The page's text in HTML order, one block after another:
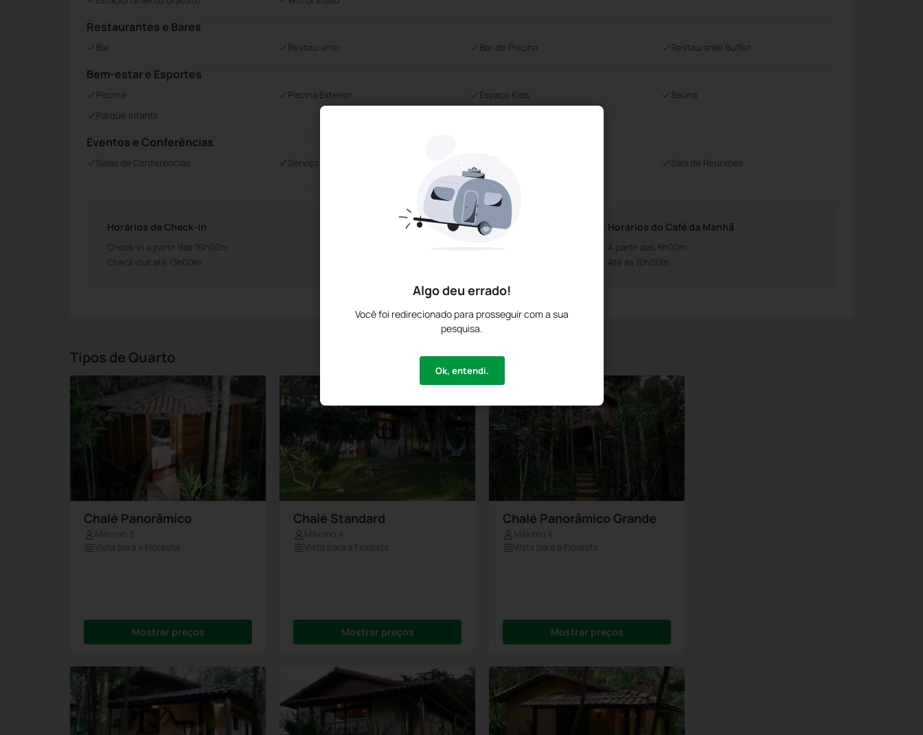
Algo deu errado!
Você foi redirecionado para prosseguir com a sua
pesquisa.
Ok, entendi.
Restaurantes e Bares
Bar Restaurante Bar de Piscina Restaurante Buffet
Bem-estar e Esportes
Piscina Piscina Exterior Espaço Kids
Sauna
Parque Infantil
Eventos e Conferências
Salas de Conferências Serviço de Casamentos Sala de Reuniões
Horários de Check-in
Check-in a partir das 16h00m
Check-out até 13h00m
Horários da Recepção Horários do Café da Manhã
A partir das 8h00m
Até às 10h00m
Tipos de Quarto
Chalé Panorâmico
Máximo 3
Vista para a Floresta
Mostrar preços
Chalé Standard
Máximo 4
Vista para a Floresta
Mostrar preços
Chalé Panorâmico Grande
Máximo 4
Vista para a Floresta
Mostrar preços